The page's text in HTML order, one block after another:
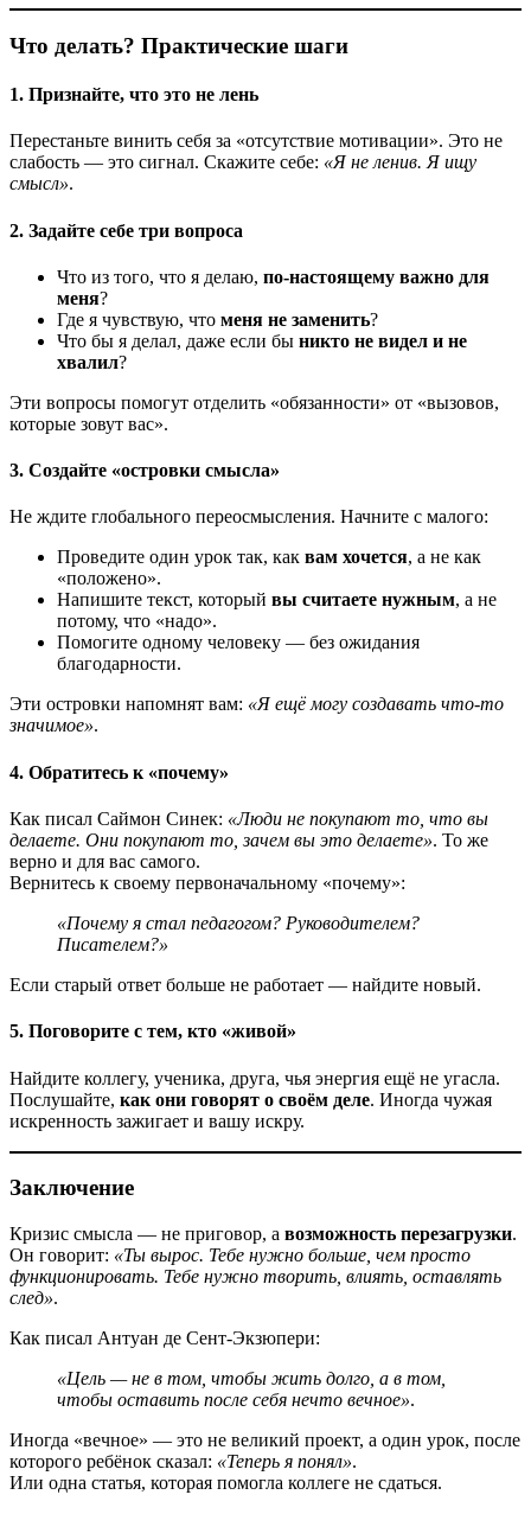
Что делать? Практические шаги
1. Признайте, что это не лень
Перестаньте винить себя за «отсутствие мотивации». Это не
слабость — это сигнал. Скажите себе: «Я не ленив. Я ищу
смысл».
2. Задайте себе три вопроса
Что из того, что я делаю, по-настоящему важно для
меня?
Где я чувствую, что меня не заменить?
Что бы я делал, даже если бы никто не видел и не
хвалил?
Эти вопросы помогут отделить «обязанности» от «вызовов,
которые зовут вас».
3. Создайте «островки смысла»
Не ждите глобального переосмысления. Начните с малого:
Проведите один урок так, как вам хочется, а не как
«положено».
Напишите текст, который вы считаете нужным, а не
потому, что «надо».
Помогите одному человеку — без ожидания
благодарности.
Эти островки напомнят вам: «Я ещё могу создавать что-то
значимое».
4. Обратитесь к «почему»
Как писал Саймон Синек: «Люди не покупают то, что вы
делаете. Они покупают то, зачем вы это делаете». То же
верно и для вас самого.
Вернитесь к своему первоначальному «почему»:
«Почему я стал педагогом? Руководителем?
Писателем?»
Если старый ответ больше не работает — найдите новый.
5. Поговорите с тем, кто «живой»
Найдите коллегу, ученика, друга, чья энергия ещё не угасла.
Послушайте, как они говорят о своём деле. Иногда чужая
искренность зажигает и вашу искру.
Заключение
Кризис смысла — не приговор, а возможность перезагрузки.
Он говорит: «Ты вырос. Тебе нужно больше, чем просто
функционировать. Тебе нужно творить, влиять, оставлять
след».
Как писал Антуан де Сент-Экзюпери:
«Цель — не в том, чтобы жить долго, а в том,
чтобы оставить после себя нечто вечное».
Иногда «вечное» — это не великий проект, а один урок, после
которого ребёнок сказал: «Теперь я понял».
Или одна статья, которая помогла коллеге не сдаться.